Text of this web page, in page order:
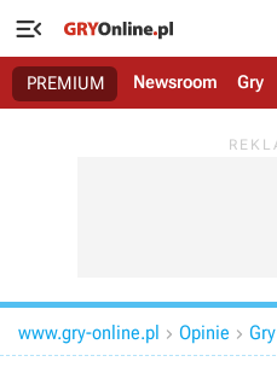

PREMIUM Newsroom Gry
www.gry-online.pl  Opinie  Gry